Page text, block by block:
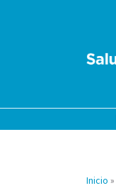
Inicio »